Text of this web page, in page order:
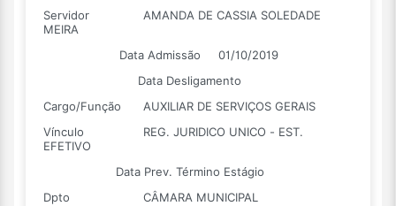
Servidor
AMANDA DE CASSIA SOLEDADE
MEIRA
Data Admissão
01/10/2019
Data Desligamento
Cargo/Função
AUXILIAR DE SERVIÇOS GERAIS
Vínculo
REG. JURIDICO UNICO - EST.
EFETIVO
Data Prev. Término Estágio
Dpto
CÂMARA MUNICIPAL